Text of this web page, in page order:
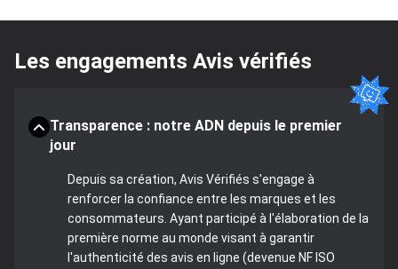
Les engagements Avis vérifiés
Transparence : notre ADN depuis le premier
jour
Depuis sa création, Avis Vérifiés s'engage à
renforcer la confiance entre les marques et les
consommateurs. Ayant participé à l'élaboration de la
première norme au monde visant à garantir
l'authenticité des avis en ligne (devenue NF ISO